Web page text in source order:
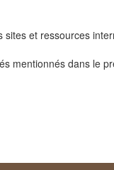
et ressources
mentionnés dans le